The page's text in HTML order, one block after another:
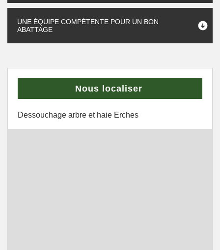
UNE ÉQUIPE COMPÉTENTE POUR UN BON
ABATTAGE
Nous localiser
Dessouchage arbre et haie Erches